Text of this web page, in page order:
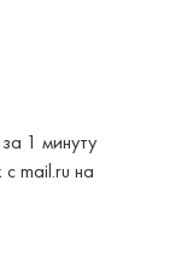
1 минуту
mail.ru на